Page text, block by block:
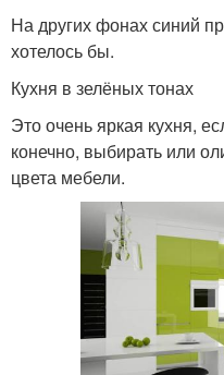
На других фонах синий
хотелось бы.
Кухня в зелёных тонах
Это очень яркая кухня,
конечно, выбирать или
цвета мебели.